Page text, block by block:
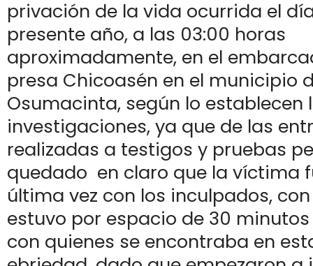
privación de la vida ocurrida el
presente año, a las 03:00 horas
aproximadamente, en el
presa Chicoasén en el municipio
Osumacinta, según lo establecen
investigaciones, ya que de las
realizadas a testigos y pruebas
quedado en claro que la víctima
última vez con los inculpados,
estuvo por espacio de 30 minutos
con quienes se encontraba en